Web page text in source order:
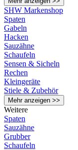
SHW Markenshop
Spaten
Gabeln
Hacken
Sauzähne
Schaufeln
Sensen & Sicheln
Rechen
Kleingeräte
Stiele & Zubehör
Mehr anzeigen >>
Weitere
Spaten
Sauzähne
Grubber
Schaufeln